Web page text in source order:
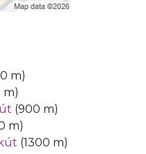
m)
m)
(900 m)
m)
(1300 m)